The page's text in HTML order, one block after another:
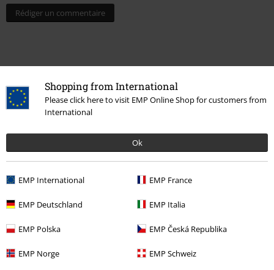
Shopping from International
Please click here to visit EMP Online Shop for customers from
International
Ok
EMP International EMP France
EMP Deutschland EMP Italia
EMP Polska EMP Česká Republika
EMP Norge EMP Schweiz
Rédiger un commentaire